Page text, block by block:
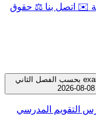
✉️ اتصل بنا ⚖️ حقوق
جميع الملفات المتوفرة بحسب أخبار في مادة exam بحسب الفصل الثاني
التقويم المدرسي